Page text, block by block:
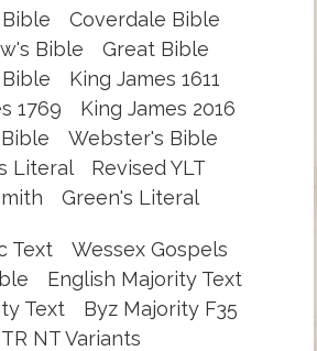
Coverdale Bible
Bible
Great Bible
King James 1611
1769
King James 2016
Webster's Bible
Literal
Revised YLT
Green's Literal
Text
Wessex Gospels
English Majority Text
Text
Byz Majority F35
TR NT Variants